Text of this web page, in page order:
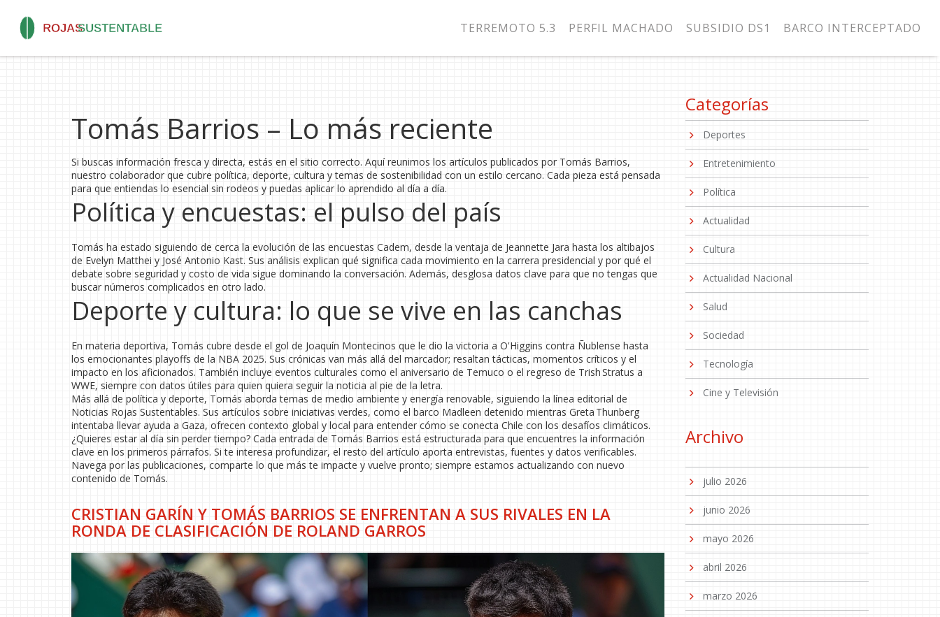
TERREMOTO 5.3 PERFIL MACHADO SUBSIDIO DS1 BARCO INTERCEPTADO
Tomás Barrios – Lo más reciente
Si buscas información fresca y directa, estás en el sitio correcto. Aquí reunimos los artículos publicados por Tomás Barrios,
nuestro colaborador que cubre política, deporte, cultura y temas de sostenibilidad con un estilo cercano. Cada pieza está pensada
para que entiendas lo esencial sin rodeos y puedas aplicar lo aprendido al día a día.
Política y encuestas: el pulso del país
Tomás ha estado siguiendo de cerca la evolución de las encuestas Cadem, desde la ventaja de Jeannette Jara hasta los altibajos
de Evelyn Matthei y José Antonio Kast. Sus análisis explican qué significa cada movimiento en la carrera presidencial y por qué el
debate sobre seguridad y costo de vida sigue dominando la conversación. Además, desglosa datos clave para que no tengas que
buscar números complicados en otro lado.
Deporte y cultura: lo que se vive en las canchas
En materia deportiva, Tomás cubre desde el gol de Joaquín Montecinos que le dio la victoria a O'Higgins contra Ñublense hasta
los emocionantes playoffs de la NBA 2025. Sus crónicas van más allá del marcador; resaltan tácticas, momentos críticos y el
impacto en los aficionados. También incluye eventos culturales como el aniversario de Temuco o el regreso de Trish Stratus a
WWE, siempre con datos útiles para quien quiera seguir la noticia al pie de la letra.
Más allá de política y deporte, Tomás aborda temas de medio ambiente y energía renovable, siguiendo la línea editorial de
Noticias Rojas Sustentables. Sus artículos sobre iniciativas verdes, como el barco Madleen detenido mientras Greta Thunberg
intentaba llevar ayuda a Gaza, ofrecen contexto global y local para entender cómo se conecta Chile con los desafíos climáticos.
¿Quieres estar al día sin perder tiempo? Cada entrada de Tomás Barrios está estructurada para que encuentres la información
clave en los primeros párrafos. Si te interesa profundizar, el resto del artículo aporta entrevistas, fuentes y datos verificables.
Navega por las publicaciones, comparte lo que más te impacte y vuelve pronto; siempre estamos actualizando con nuevo
contenido de Tomás.
CRISTIAN GARÍN Y TOMÁS BARRIOS SE ENFRENTAN A SUS RIVALES EN LA
RONDA DE CLASIFICACIÓN DE ROLAND GARROS
Categorías
Deportes
Entretenimiento
Política
Actualidad
Cultura
Actualidad Nacional
Salud
Sociedad
Tecnología
Cine y Televisión
Archivo
julio 2026
junio 2026
mayo 2026
abril 2026
marzo 2026